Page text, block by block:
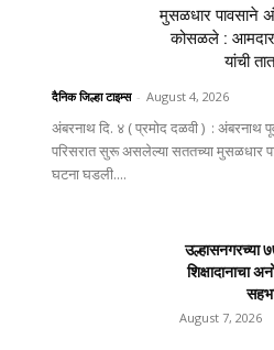
मुसळधार पावसाने
कोसळले : आमदार
यांची
दैनिक जिल्हा टाइम्स - August 4, 2026
अंबरनाथ दि. ४ ( प्रमोद दळवी ) : अंबरनाथ
परिसरात सुरू असलेल्या सततच्या मुसळधार
घटना घडली....
उल्हासनगरच्या
शिक्षादानाचा
August 7, 2026